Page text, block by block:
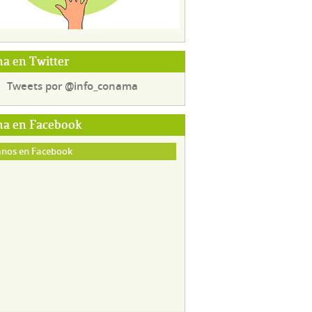
en Twitter
Tweets por @info_conama
en Facebook
en Facebook